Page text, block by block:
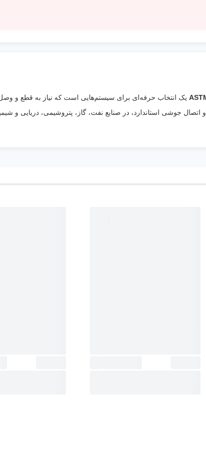
یک انتخاب حرفه‌ای برای سیستم‌هایی است که نیاز به قطع و
جریان در شرایط خورنده و فشار بالا دارند. این محصول با بدنه فورج، آلیاژ مقاوم 316 و اتصال جوشی استاندارد، در صنایع نفت، گاز، پتروشیمی، دریایی و